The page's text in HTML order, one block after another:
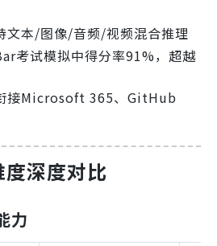
文本/图像/音频/视频混合推理
考试模拟中得分率91%，超越
接Microsoft 365、GitHub
深度对比
力